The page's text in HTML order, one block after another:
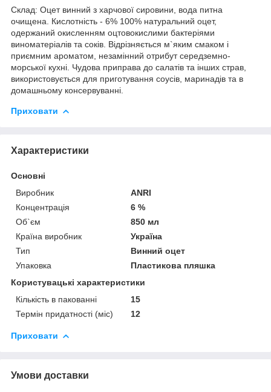
Склад: Оцет винний з харчової сировини, вода питна
очищена. Кислотність - 6% 100% натуральний оцет,
одержаний окисленням оцтовокислими бактеріями
виноматеріалів та соків. Відрізняється м`яким смаком і
приємним ароматом, незамінний отрибут середземно-
морської кухні. Чудова приправа до салатів та інших страв,
використовується для приготування соусів, маринадів та в
домашньому консервуванні.
Приховати
Характеристики
Основні
Виробник
ANRI
Концентрація
6 %
Об`єм
850 мл
Країна виробник
Україна
Тип
Винний оцет
Упаковка
Пластикова пляшка
Користувацькі характеристики
Кількість в пакованні
15
Термін придатності (міс)
12
Приховати
Умови доставки